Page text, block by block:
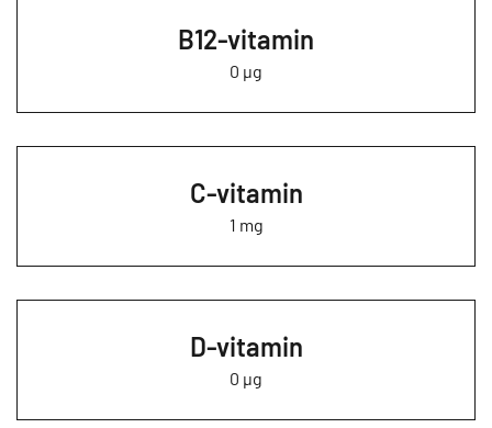
B12-vitamin
0 µg
C-vitamin
1 mg
D-vitamin
0 µg